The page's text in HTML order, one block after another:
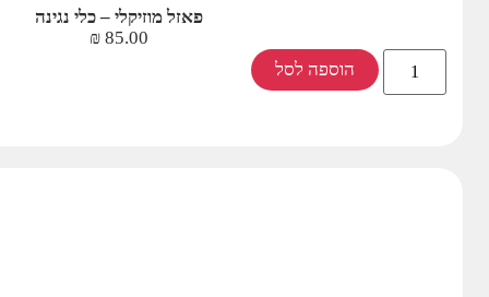
פאזל מוזיקלי – כלי נגינה
85.00
₪
הוספה לסל